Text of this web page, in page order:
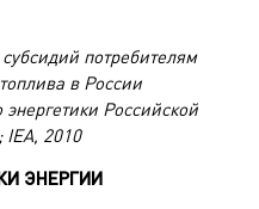
потребителям
в России
Российской
2010
ЭНЕРГИИ